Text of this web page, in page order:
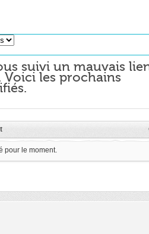
suivi un mauvais
les prochains
pour le moment.